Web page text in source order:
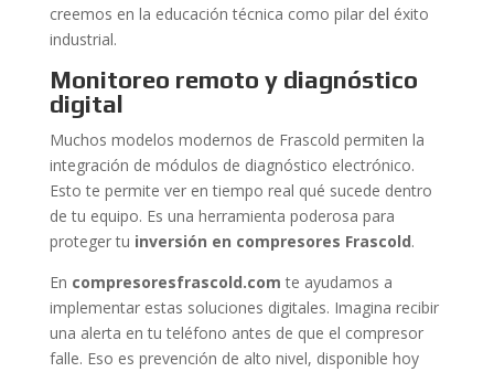
creemos en la educación técnica como pilar del éxito
industrial.
Monitoreo remoto y diagnóstico
digital
Muchos modelos modernos de Frascold permiten la
integración de módulos de diagnóstico electrónico.
Esto te permite ver en tiempo real qué sucede dentro
de tu equipo. Es una herramienta poderosa para
proteger tu inversión en compresores Frascold.
En compresoresfrascold.com te ayudamos a
implementar estas soluciones digitales. Imagina recibir
una alerta en tu teléfono antes de que el compresor
falle. Eso es prevención de alto nivel, disponible hoy